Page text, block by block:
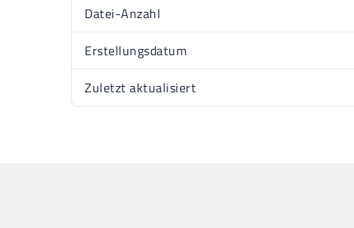
Datei-Anzahl
Erstellungsdatum
Zuletzt aktualisiert